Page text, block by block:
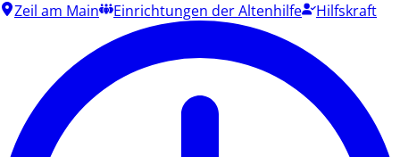
Zeil am Main
Einrichtungen der Altenhilfe Hilfskraft